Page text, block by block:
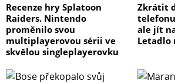
Recenze hry Splatoon
Raiders. Nintendo
proměnilo svou
multiplayerovou sérii ve
skvělou singleplayerovku
Zkrátit
ale jít
Letadlo